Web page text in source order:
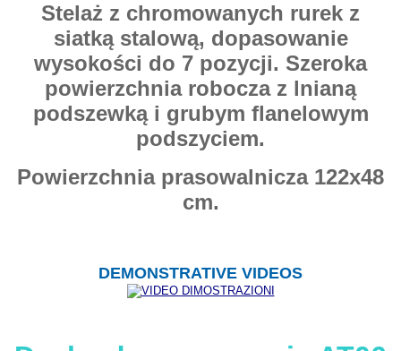
Stelaż z chromowanych rurek z
siatką stalową, dopasowanie
wysokości do 7 pozycji. Szeroka
powierzchnia robocza z lnianą
podszewką i grubym flanelowym
podszyciem.
Powierzchnia prasowalnicza 122x48
cm.
DEMONSTRATIVE VIDEOS